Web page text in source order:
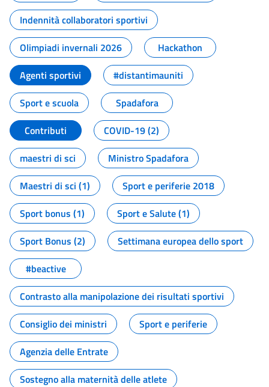
Indennità collaboratori sportivi
Olimpiadi invernali 2026
Hackathon
Agenti sportivi
#distantimauniti
Sport e scuola
Spadafora
Contributi
COVID-19 (2)
maestri di sci
Ministro Spadafora
Maestri di sci (1)
Sport e periferie 2018
Sport bonus (1)
Sport e Salute (1)
Sport Bonus (2)
Settimana europea dello sport
#beactive
Contrasto alla manipolazione dei risultati sportivi
Consiglio dei ministri
Sport e periferie
Agenzia delle Entrate
Sostegno alla maternità delle atlete